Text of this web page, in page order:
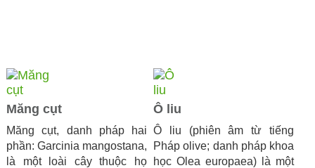
Măng cụt
Măng cụt, danh pháp hai
phần: Garcinia mangostana,
là một loài cây thuộc họ
Ô liu
Ô liu (phiên âm từ tiếng
Pháp olive; danh pháp khoa
học Olea europaea) là một